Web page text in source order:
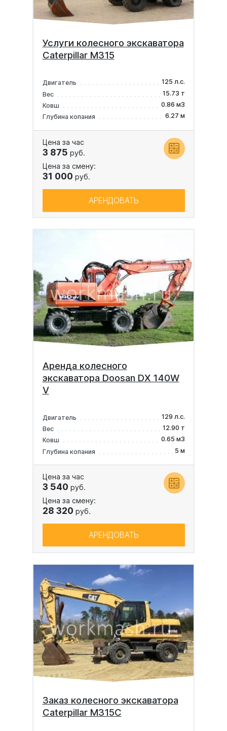
Услуги колесного экскаватора
Caterpillar M315
Двигатель
125 л.с.
Вес
15.73 т
Ковш
0.86 м3
Глубина копания
6.27 м
Цена за час
3 875 руб.
Цена за смену:
31 000 руб.
АРЕНДОВАТЬ
Аренда колесного
экскаватора Doosan DX 140W
V
Двигатель
129 л.с.
Вес
12.90 т
Ковш
0.65 м3
Глубина копания
5 м
Цена за час
3 540 руб.
Цена за смену:
28 320 руб.
АРЕНДОВАТЬ
Заказ колесного экскаватора
Caterpillar M315C